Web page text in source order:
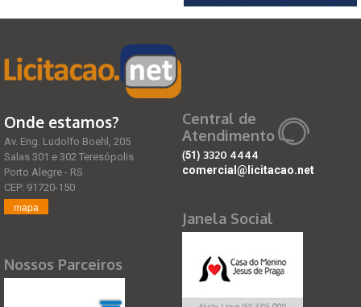
Onde estamos?
Av. Eng. Ludolfo Boehl, 205
Salas 301 e 302 Teresópolis
Porto Alegre - RS
CEP: 91720-150
mapa
Nossos Parceiros
Central de
Atendimento
(51) 3320 4444
comercial@licitacao.net
Janela Social